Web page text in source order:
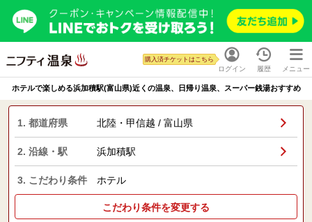
ログイン
購入済チケットはこちら
履歴 メニュー
ホテルで楽しめる浜加積駅(富山県)近くの温泉、日帰り温泉、スーパー銭湯おすすめ
1. 都道府県 北陸・甲信越 / 富山県
2. 沿線・駅 浜加積駅
3. こだわり条件 ホテル
こだわり条件を変更する